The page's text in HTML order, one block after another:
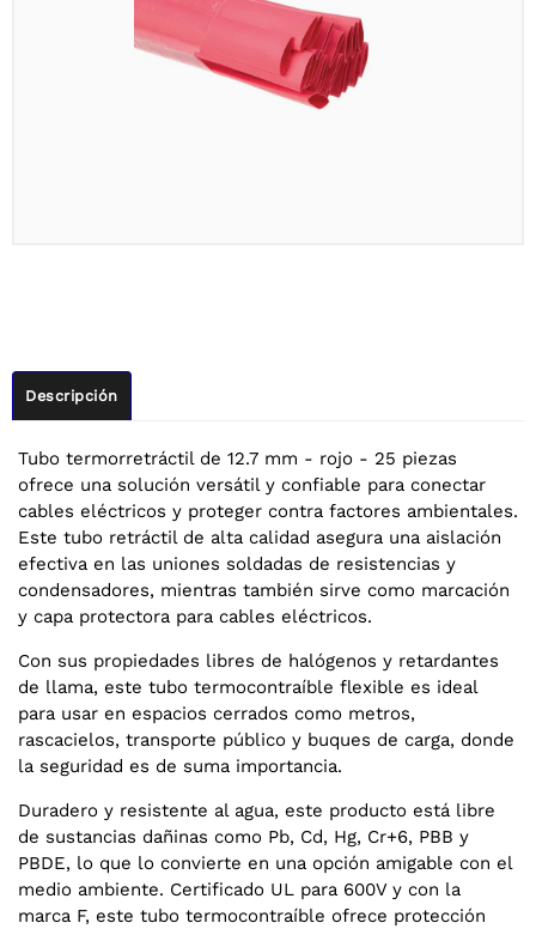
Descripción
Tubo termorretráctil de 12.7 mm - rojo - 25 piezas
ofrece una solución versátil y confiable para conectar
cables eléctricos y proteger contra factores ambientales.
Este tubo retráctil de alta calidad asegura una aislación
efectiva en las uniones soldadas de resistencias y
condensadores, mientras también sirve como marcación
y capa protectora para cables eléctricos.
Con sus propiedades libres de halógenos y retardantes
de llama, este tubo termocontraíble flexible es ideal
para usar en espacios cerrados como metros,
rascacielos, transporte público y buques de carga, donde
la seguridad es de suma importancia.
Duradero y resistente al agua, este producto está libre
de sustancias dañinas como Pb, Cd, Hg, Cr+6, PBB y
PBDE, lo que lo convierte en una opción amigable con el
medio ambiente. Certificado UL para 600V y con la
marca F, este tubo termocontraíble ofrece protección